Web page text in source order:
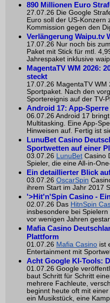
890 Millionen Euro
27.07.26 Die Google
Euro soll der US-Konzern
Kommission gegen den
Verlängerung Waipu.tv
17.07.26 Nur noch bis
Paket mit Stick für mtl.
Jahrespaket inklusive
MagentaTV WM 2026:
steckt
17.07.26 MagentaTV
Sportpaket. Nach den
Sportereignis auf der TV-
Android 17: App-
06.07.26 Android 17
Multitasking. Eine App-
Hinweisen auf. Fertig ist
LunuBet Casino
Sportwetten auf einer
03.07.26 LunuBet Casino
Spieler, die eine All-in-
Ein detaillierter Blick
03.07.26 OscarSpin
ihrem Start im Jahr 2017
'>Hit'n'Spin Casino -
02.07.26 Das HitnSpin
insbesondere bei
vor wenigen Jahren
Mafia Casino
Plattform
01.07.26 Mafia Casino ist
Entertainment mit
Acht Google KI-Tools:
01.07.26 Google
baut Schritt für Schritt
mehrere Fachleute,
beginnt heute oft mit
ein Musikstück, eine